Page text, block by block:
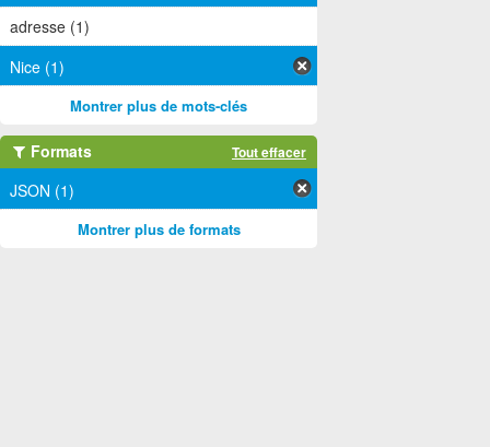
adresse (1)
Nice (1)
Montrer plus de mots-clés
Formats Tout effacer
JSON (1)
Montrer plus de formats